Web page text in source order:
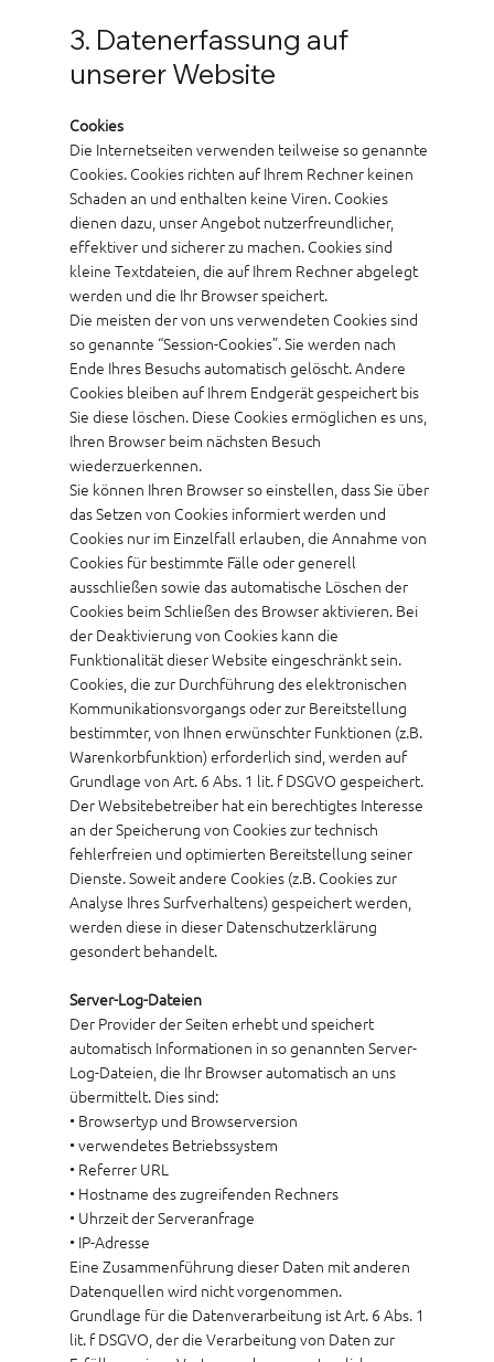
3. Datenerfassung auf
unserer Website
Cookies
Die Internetseiten verwenden teilweise so genannte
Cookies. Cookies richten auf Ihrem Rechner keinen
Schaden an und enthalten keine Viren. Cookies
dienen dazu, unser Angebot nutzerfreundlicher,
effektiver und sicherer zu machen. Cookies sind
kleine Textdateien, die auf Ihrem Rechner abgelegt
werden und die Ihr Browser speichert.
Die meisten der von uns verwendeten Cookies sind
so genannte “Session-Cookies”. Sie werden nach
Ende Ihres Besuchs automatisch gelöscht. Andere
Cookies bleiben auf Ihrem Endgerät gespeichert bis
Sie diese löschen. Diese Cookies ermöglichen es uns,
Ihren Browser beim nächsten Besuch
wiederzuerkennen.
Sie können Ihren Browser so einstellen, dass Sie über
das Setzen von Cookies informiert werden und
Cookies nur im Einzelfall erlauben, die Annahme von
Cookies für bestimmte Fälle oder generell
ausschließen sowie das automatische Löschen der
Cookies beim Schließen des Browser aktivieren. Bei
der Deaktivierung von Cookies kann die
Funktionalität dieser Website eingeschränkt sein.
Cookies, die zur Durchführung des elektronischen
Kommunikationsvorgangs oder zur Bereitstellung
bestimmter, von Ihnen erwünschter Funktionen (z.B.
Warenkorbfunktion) erforderlich sind, werden auf
Grundlage von Art. 6 Abs. 1 lit. f DSGVO gespeichert.
Der Websitebetreiber hat ein berechtigtes Interesse
an der Speicherung von Cookies zur technisch
fehlerfreien und optimierten Bereitstellung seiner
Dienste. Soweit andere Cookies (z.B. Cookies zur
Analyse Ihres Surfverhaltens) gespeichert werden,
werden diese in dieser Datenschutzerklärung
gesondert behandelt.
Server-Log-Dateien
Der Provider der Seiten erhebt und speichert
automatisch Informationen in so genannten Server-
Log-Dateien, die Ihr Browser automatisch an uns
übermittelt. Dies sind:
• Browsertyp und Browserversion
• verwendetes Betriebssystem
• Referrer URL
• Hostname des zugreifenden Rechners
• Uhrzeit der Serveranfrage
• IP-Adresse
Eine Zusammenführung dieser Daten mit anderen
Datenquellen wird nicht vorgenommen.
Grundlage für die Datenverarbeitung ist Art. 6 Abs. 1
lit. f DSGVO, der die Verarbeitung von Daten zur